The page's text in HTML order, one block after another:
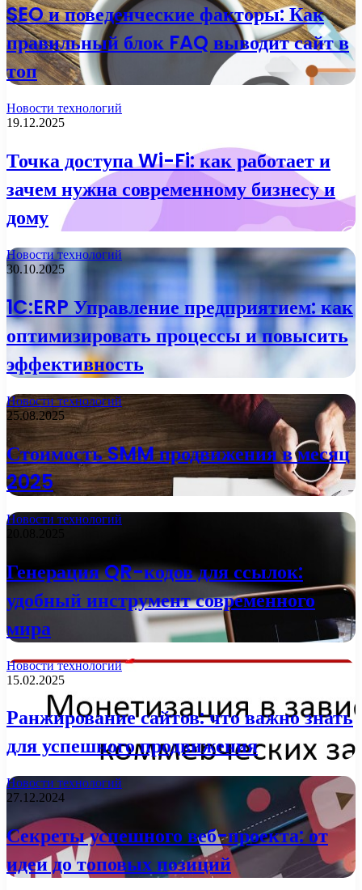
SEO и поведенческие факторы: Как
правильный блок FAQ выводит сайт в
топ
Новости технологий
19.12.2025
Точка доступа Wi-Fi: как работает и
зачем нужна современному бизнесу и
дому
Новости технологий
30.10.2025
1C:ERP Управление предприятием: как
оптимизировать процессы и повысить
эффективность
Новости технологий
25.08.2025
Стоимость SMM продвижения в месяц
2025
Новости технологий
Генерация QR-кодов для ссылок:
удобный инструмент современного
мира
Новости технологий
15.02.2025
Ранжирование сайтов: что важно знать
для успешного продвижения
Новости технологий
27.12.2024
Секреты успешного веб-проекта: от
идеи до топовых позиций